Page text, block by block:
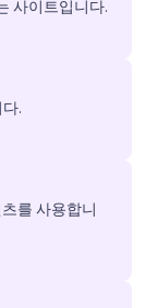
사이트입니다.
.
를 사용합니